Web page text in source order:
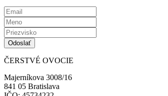
ČERSTVÉ OVOCIE
Majerníkova 3008/16
841 05 Bratislava